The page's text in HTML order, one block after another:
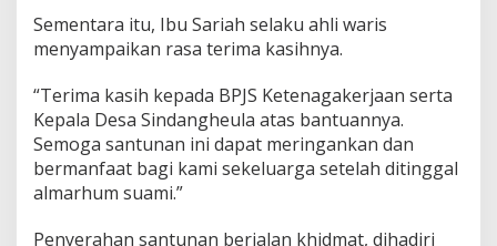
Sementara itu, Ibu Sariah selaku ahli waris
menyampaikan rasa terima kasihnya.
“Terima kasih kepada BPJS Ketenagakerjaan serta
Kepala Desa Sindangheula atas bantuannya.
Semoga santunan ini dapat meringankan dan
bermanfaat bagi kami sekeluarga setelah ditinggal
almarhum suami.”
Penyerahan santunan berjalan khidmat, dihadiri